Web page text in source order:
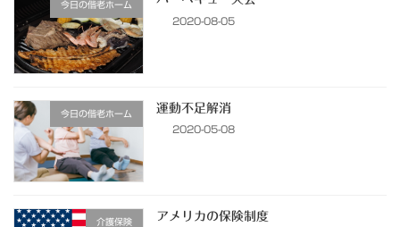
今日の偕老ホーム
2020-08-05
今日の偕老ホーム 運動不足解消
2020-05-08
介護保険 アメリカの保険制度